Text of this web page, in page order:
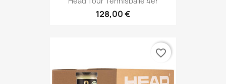
128,00 €
favorite_border